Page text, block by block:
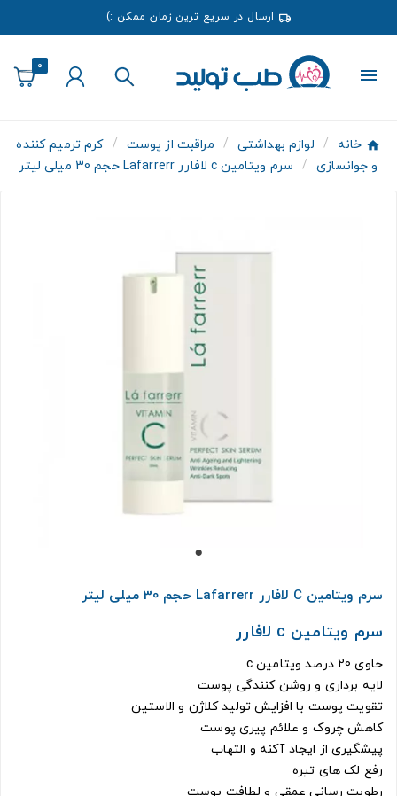
ارسال در سریع ترین زمان ممکن :)
0
خانه لوازم بهداشتی مراقبت از پوست
کرم ترمیم کننده
و جوانسازی
سرم ویتامین c لافارر Lafarrerr حجم 30 میلی لیتر
سرم ویتامین C لافارر Lafarrerr حجم 30 میلی لیتر
سرم ویتامین c لافارر
حاوی 20 درصد ویتامین c
لایه برداری و روشن کنندگی پوست
تقویت پوست با افزایش تولید کلاژن و الاستین
کاهش چروک و علائم پیری پوست
پیشگیری از ایجاد آکنه و التهاب
رفع لک های تیره
رطوبت رسانی عمقی و لطافت پوست